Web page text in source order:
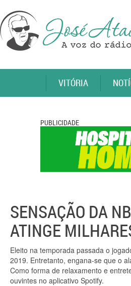
VITÓRIA
PUBLICIDADE
SENSAÇÃO DA
ATINGE
Eleito na temporada passada o
2019. Entretanto, engana-se que o
Como forma de relaxamento e
ouvintes no aplicativo Spotify.